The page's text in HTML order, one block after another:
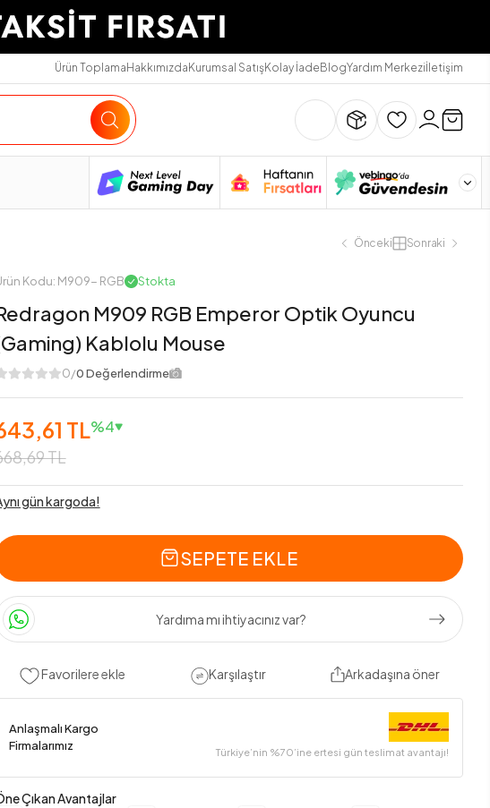
Ürün ToplamaHakkımızdaKurumsal SatışKolay İadeBlogYardım Merkeziİletişim
Önceki Sonraki
Kodu: M909- RGB Stokta
M909 RGB Emperor Optik Oyuncu
Kablolu Mouse
0/0 Değerlendirme
TL
TL
%4
gün kargoda!
SEPETE EKLE
Yardıma mı ihtiyacınız var?
Favorilere ekle Karşılaştır Arkadaşına öner
Anlaşmalı Kargo
Firmalarımız
Türkiye’nin %70’ine ertesi gün teslimat avantajı!
Çıkan Avantajlar